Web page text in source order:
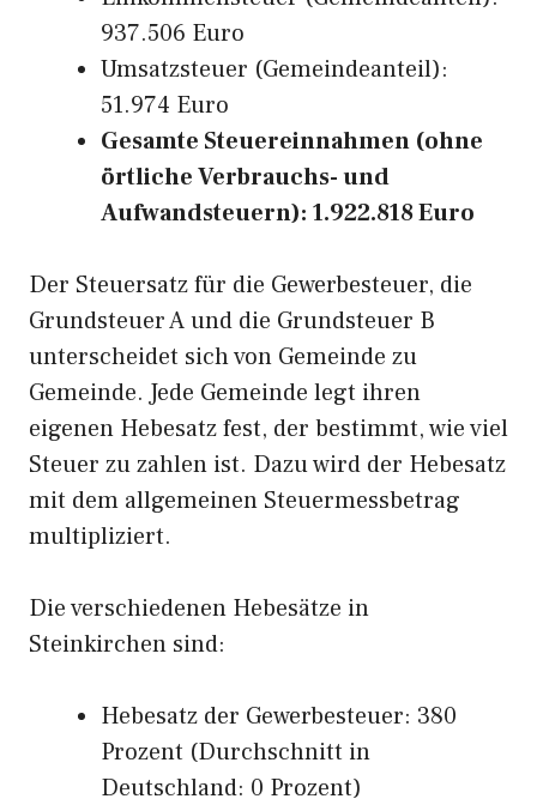
937.506 Euro
Umsatzsteuer (Gemeindeanteil):
51.974 Euro
Gesamte Steuereinnahmen (ohne
örtliche Verbrauchs- und
Aufwandsteuern): 1.922.818 Euro
Der Steuersatz für die Gewerbesteuer, die
Grundsteuer A und die Grundsteuer B
unterscheidet sich von Gemeinde zu
Gemeinde. Jede Gemeinde legt ihren
eigenen Hebesatz fest, der bestimmt, wie viel
Steuer zu zahlen ist. Dazu wird der Hebesatz
mit dem allgemeinen Steuermessbetrag
multipliziert.
Die verschiedenen Hebesätze in
Steinkirchen sind:
Hebesatz der Gewerbesteuer: 380
Prozent (Durchschnitt in
Deutschland: 0 Prozent)